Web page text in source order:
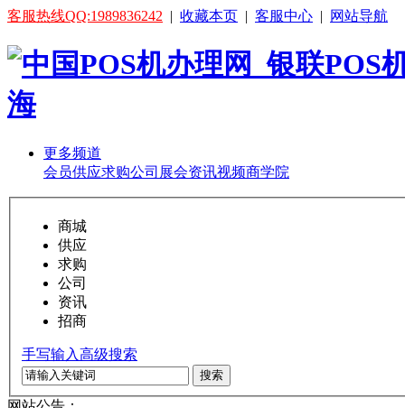
客服热线QQ:1989836242 | 收藏本页 | 客服中心 | 网站导航
更多频道
会员供应求购公司 展会资讯视频商学院
商城
供应
求购
公司
资讯
招商
手写输入高级搜索
搜索